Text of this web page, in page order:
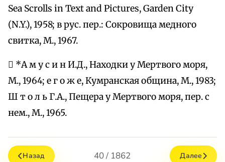
Sea Scrolls in Text and Pictures, Garden City
(N.Y.), 1958; в рус. пер.: Сокровища медного
свитка, М., 1967.
 *А м у с и н И.Д., Находки у Мертвого моря,
М., 1964; е г о ж е, Кумранская община, М., 1983;
Ш т о л ь Г.А., Пещера у Мертвого моря, пер. с
нем., М., 1965.
Назад 40 / 1862 Далее